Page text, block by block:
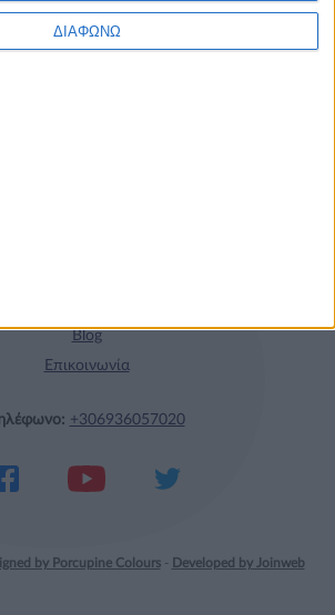
ΔΙΑΦΩΝΩ
γεύμα!
Blog
Επικοινωνία
by Porcupine Colours- Developed by Joinweb
+306936057020